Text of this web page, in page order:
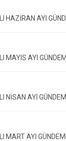
HAZİRAN AYI
MAYIS AYI
NİSAN AYI
MART AYI